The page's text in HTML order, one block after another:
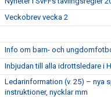
Veckobrev vecka 2
Info om barn- och
Inbjudan till alla idrottsledare i
Ledarinformation (v. 25) – nya
instruktioner, nycklar mm